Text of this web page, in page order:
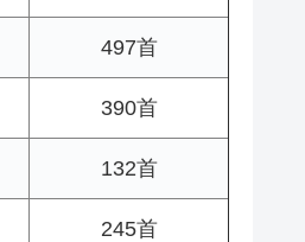
497首
390首
132首
245首